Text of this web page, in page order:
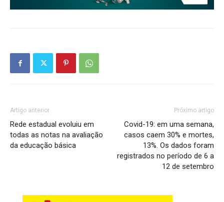
Artigo anterior
Rede estadual evoluiu em
todas as notas na avaliação
da educação básica
Próximo artigo
Covid-19: em uma semana,
casos caem 30% e mortes,
13%. Os dados foram
registrados no período de 6 a
12 de setembro